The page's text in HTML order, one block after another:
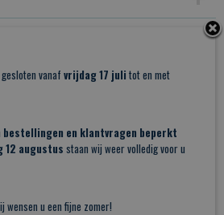
vanaf vrijdag 17 juli tot en met
bestellingen en klantvragen beperkt
12 augustus staan wij weer volledig voor u
wensen u een fijne zomer!